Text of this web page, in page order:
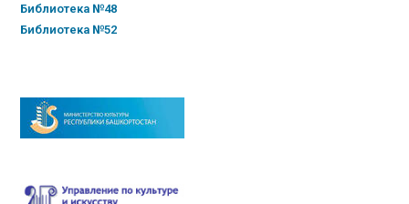
Библиотека №48
Библиотека №52